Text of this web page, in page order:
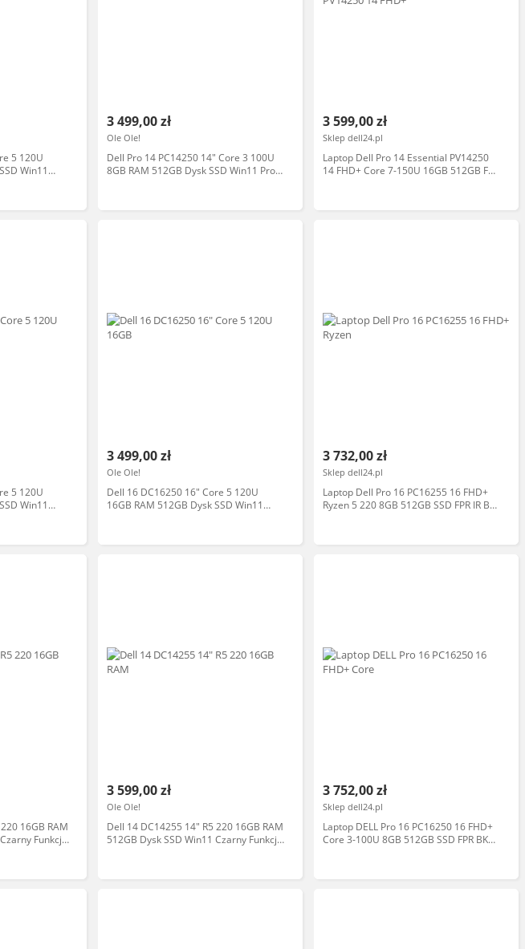
5 120U
Win11
3 499,00 zł
Ole Ole!
Dell Pro 14 PC14250 14" Core 3 100U
8GB RAM 512GB Dysk SSD Win11 Pro
3 599,00 zł
Sklep dell24.pl
Laptop Dell Pro 14 Essential PV14250
14 FHD+ Core 7-150U 16GB 512GB FPR
5 120U
Win11
3 499,00 zł
Ole Ole!
Dell 16 DC16250 16" Core 5 120U
16GB RAM 512GB Dysk SSD Win11
3 732,00 zł
Sklep dell24.pl
Laptop Dell Pro 16 PC16255 16 FHD+
Ryzen 5 220 8GB 512GB SSD FPR IR BK
16GB RAM
Funkcje
3 599,00 zł
Ole Ole!
Dell 14 DC14255 14" R5 220 16GB RAM
512GB Dysk SSD Win11 Czarny Funkcje
3 752,00 zł
Sklep dell24.pl
Laptop DELL Pro 16 PC16250 16 FHD+
Core 3-100U 8GB 512GB SSD FPR BK